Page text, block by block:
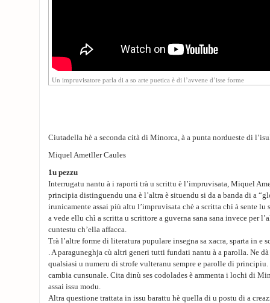
Un impruvisatore parla di a so arte puetica è di l’avvene d’isse forme
Ciutadella hè a seconda cità di Minorca, à a punta nordueste di
Miquel Ametller Caules
1u pezzu
Interrugatu nantu à i raporti trà u scrittu è l’impruvisata, Miquel
principia distinguendu una è l’altra è situendu si da a banda di a
irunicamente assai più altu l’impruvisata chè a scritta chì à sente lu
a vede ellu chì a scritta u scrittore a guverna sana sana invece per
cuntestu ch’ella affacca.
Trà l’altre forme di literatura pupulare insegna sa xacra, sparta in e
. A paraguneghja cù altri generi tutti fundati nantu à a parolla. Ne
qualsiasi u numeru di strofe vulteranu sempre e parolle di
cambia cunsunale. Cita dinù ses codolades è ammenta i lochi di
assai issu modu.
Altra questione trattata in issu barattu hè quella di u postu di a